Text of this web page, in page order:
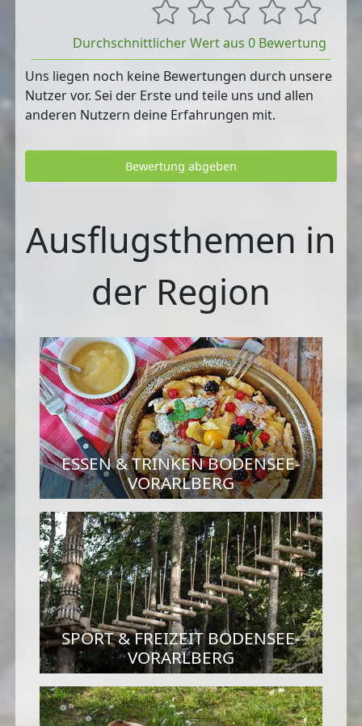
Durchschnittlicher Wert aus 0 Bewertung
Uns liegen noch keine Bewertungen durch unsere
Nutzer vor. Sei der Erste und teile uns und allen
anderen Nutzern deine Erfahrungen mit.
Bewertung abgeben
Ausflugsthemen in
der Region
ESSEN & TRINKEN BODENSEE-
VORARLBERG
SPORT & FREIZEIT BODENSEE-
VORARLBERG